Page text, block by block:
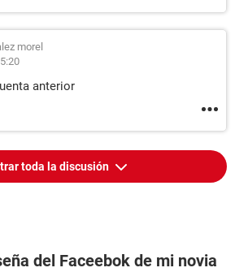
morel
anterior
toda la discusión
del Faceebok de mi novia